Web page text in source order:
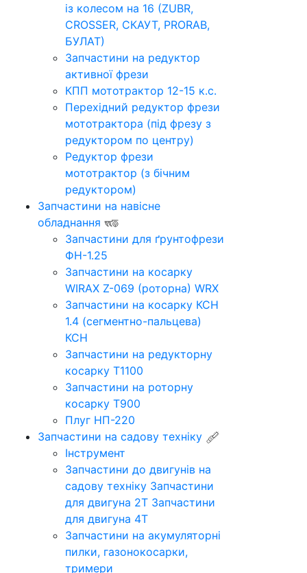
із колесом на 16 (ZUBR,
CROSSER, СКАУТ, PRORAB,
БУЛАТ)
Запчастини на редуктор
активної фрези
КПП мототрактор 12-15 к.с.
Перехідний редуктор фрези
мототрактора (під фрезу з
редуктором по центру)
Редуктор фрези
мототрактор (з бічним
редуктором)
Запчастини на навісне
обладнання
Запчастини для ґрунтофрези
ФН-1.25
Запчастини на косарку
WIRAX Z-069 (роторна) WRX
Запчастини на косарку КСН
1.4 (сегментно-пальцева)
КСН
Запчастини на редукторну
косарку Т1100
Запчастини на роторну
косарку Т900
Плуг НП-220
Запчастини на садову техніку
Інструмент
Запчастини до двигунів на
садову техніку Запчастини
для двигуна 2Т Запчастини
для двигуна 4Т
Запчастини на акумуляторні
пилки, газонокосарки,
тримери